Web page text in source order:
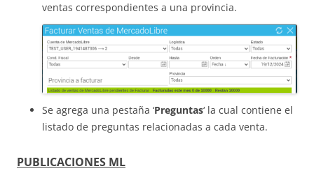
ventas correspondientes a una provincia.
Se agrega una pestaña ‘Preguntas‘ la cual contiene el
listado de preguntas relacionadas a cada venta.
PUBLICACIONES ML